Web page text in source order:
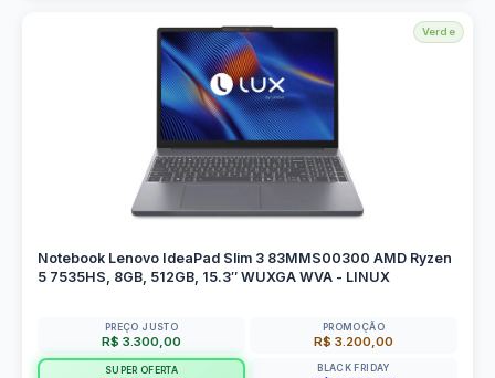
Verde
Notebook Lenovo IdeaPad Slim 3 83MMS00300 AMD Ryzen
5 7535HS, 8GB, 512GB, 15.3″ WUXGA WVA - LINUX
PREÇO JUSTO
R$ 3.300,00
PROMOÇÃO
R$ 3.200,00
SUPER OFERTA BLACK FRIDAY